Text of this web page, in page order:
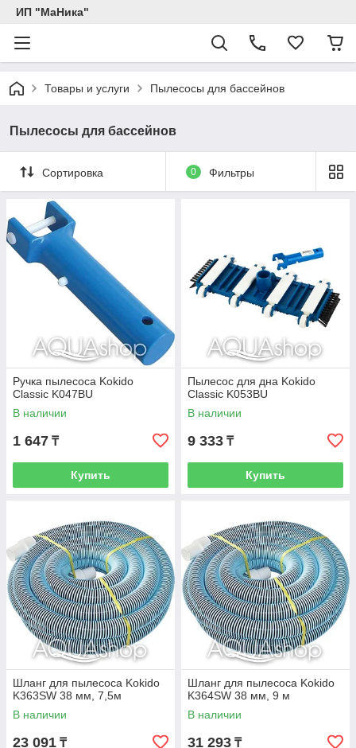
ИП "МаНика"
Товары и услуги Пылесосы для бассейнов
Пылесосы для бассейнов
Сортировка 0 Фильтры
Ручка пылесоса Kokido
Classic K047BU
В наличии
1 647 ₸
Купить
Пылесос для дна Kokido
Classic K053BU
В наличии
9 333 ₸
Купить
Шланг для пылесоса Kokido
K363SW 38 мм, 7,5м
В наличии
23 091 ₸
Шланг для пылесоса Kokido
K364SW 38 мм, 9 м
В наличии
31 293 ₸